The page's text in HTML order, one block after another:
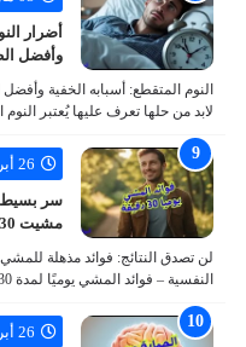
أضرار
وأفضل
النوم المتقطع: أسبابه الخفية
لابد من حلها تعرف عليها يُعتبر النوم
26 أبريل 2025
سر بسيط
مشيت 30 دقيقة يوميًا؟
النفسية – فوائد المشي يوميًا لمدة 30 دقيقة…
26 أبريل 2025